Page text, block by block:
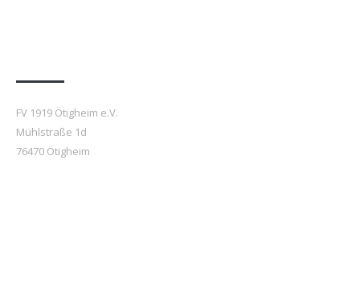
FV 1919 Ötigheim e.V.
Mühlstraße 1d
76470 Ötigheim